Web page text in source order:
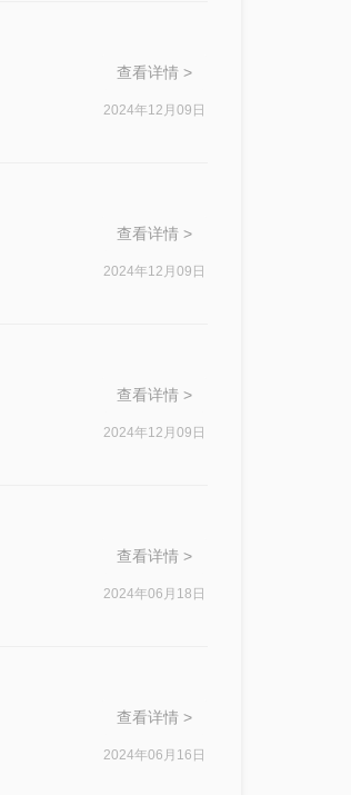
查看详情 >
2024年12月09日
查看详情 >
2024年12月09日
查看详情 >
2024年12月09日
查看详情 >
2024年06月18日
查看详情 >
2024年06月16日